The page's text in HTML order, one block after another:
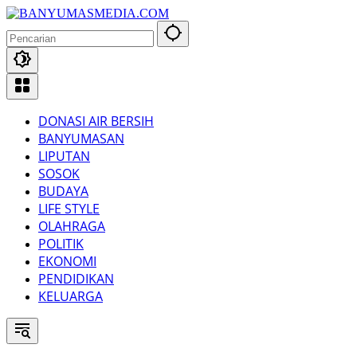
Langsung
konten
DONASI AIR BERSIH
BANYUMASAN
LIPUTAN
SOSOK
BUDAYA
LIFE STYLE
OLAHRAGA
POLITIK
EKONOMI
PENDIDIKAN
KELUARGA